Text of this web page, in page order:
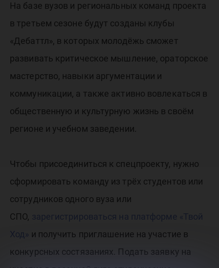
На базе вузов и региональных команд проекта
в третьем сезоне будут созданы клубы
«Дебаттл», в которых молодёжь сможет
развивать критическое мышление, ораторское
мастерство, навыки аргументации и
коммуникации, а также активно вовлекаться в
общественную и культурную жизнь в своём
регионе и учебном заведении.
Чтобы присоединиться к спецпроекту, нужно
сформировать команду из трёх студентов или
сотрудников одного вуза или
СПО, зарегистрироваться на платформе «Твой
Ход» и получить приглашение на участие в
конкурсных состязаниях. Подать заявку на